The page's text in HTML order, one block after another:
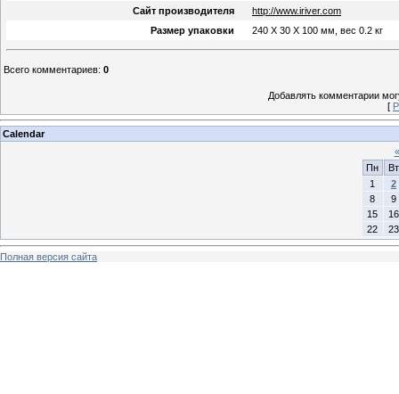
Сайт производителя
http://www.iriver.com
Размер упаковки
240 X 30 X 100 мм, вес 0.2 кг
Всего комментариев: 0
Добавлять комментарии
[
Calendar
«
Пн
Вт
1
2
8
9
15
16
22
23
Полная версия сайта